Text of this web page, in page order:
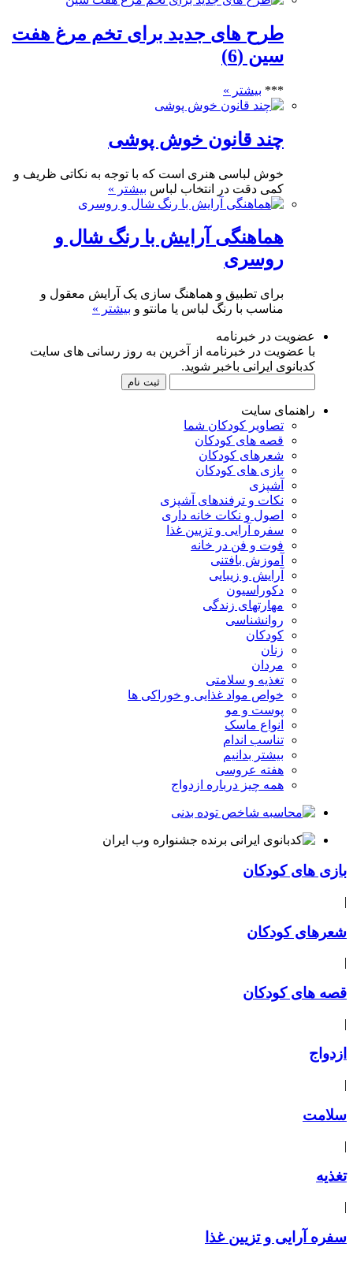
طرح های جدید برای تخم مرغ هفت
سین (6)
*** بیشتر »
چند قانون خوش پوشی
خوش لباسی هنری است که با توجه به نکاتی ظریف و
کمی دقت در انتخاب لباس بیشتر »
هماهنگی آرایش با رنگ شال و
روسری
برای تطبیق و هماهنگ سازی یک آرایش معقول و
مناسب با رنگ لباس یا مانتو و بیشتر »
عضویت در خبرنامه
با عضویت در خبرنامه از آخرین به روز رسانی های سایت
کدبانوی ایرانی باخبر شوید.
راهنمای سایت
تصاویر کودکان شما
قصه های کودکان
شعرهای کودکان
بازی های کودکان
آشپزی
نکات و ترفندهای آشپزی
اصول و نکات خانه داری
سفره آرایی و تزیین غذا
فوت و فن در خانه
آموزش بافتنی
آرایش و زیبایی
دکوراسیون
مهارتهای زندگی
روانشناسی
کودکان
زنان
مردان
تغذیه و سلامتی
خواص مواد غذایی و خوراکی ها
پوست و مو
انواع ماسک
تناسب اندام
بیشتر بدانیم
هفته عروسی
همه چیز درباره ازدواج
بازی های کودکان
|
شعرهای کودکان
|
قصه های کودکان
|
ازدواج
|
سلامت
|
تغذیه
|
سفره آرایی و تزیین غذا